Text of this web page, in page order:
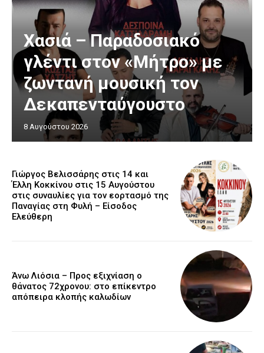
Χασιά – Παραδοσιακό
γλέντι στον «Μήτρο» με
ζωντανή μουσική τον
Δεκαπενταύγουστο
8 Αυγούστου 2026
Γιώργος Βελισσάρης στις 14 και
Έλλη Κοκκίνου στις 15 Αυγούστου
στις συναυλίες για τον εορτασμό της
Παναγίας στη Φυλή – Είσοδος
Ελεύθερη
Άνω Λιόσια – Προς εξιχνίαση ο
θάνατος 72χρονου: στο επίκεντρο
απόπειρα κλοπής καλωδίων